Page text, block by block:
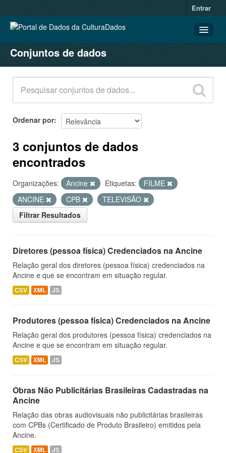
Entrar
CONJUNTOS DE DADOS
ORGANIZAÇÕES
GRUPOS
SOBRE
Conjuntos de dados
Ordenar por
3 conjuntos de dados
encontrados
Organizações: Ancine Etiquetas:
FILME
ANCINE
CPB
TELEVISÃO
Filtrar Resultados
Diretores (pessoa física) Credenciados na Ancine
Relação geral dos diretores (pessoa física) credenciados na
Ancine e que se encontram em situação regular.
CSV XML JS
Produtores (pessoa física) Credenciados na Ancine
Relação geral dos produtores (pessoa física) credenciados na
Ancine e que se encontram em situação regular.
CSV XML JS
Obras Não Publicitárias Brasileiras Cadastradas na
Ancine
Relação das obras audiovisuais não publicitárias brasileiras
com CPBs (Certificado de Produto Brasileiro) emitidos pela
Ancine.
CSV XML JS